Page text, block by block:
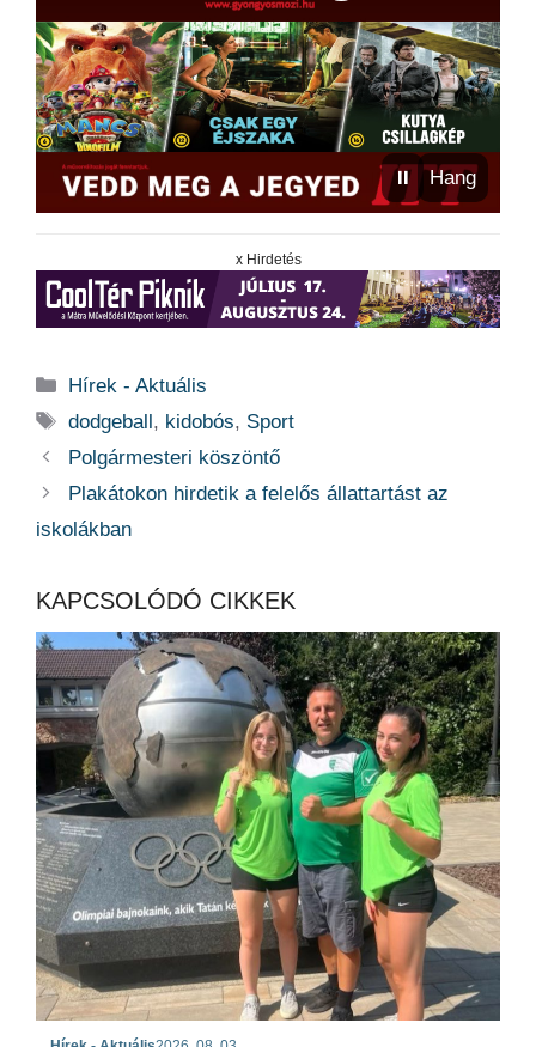
⏸ Hang
x Hirdetés
Kategória
Hírek - Aktuális
Címkék
dodgeball, kidobós, Sport
Polgármesteri köszöntő
Plakátokon hirdetik a felelős állattartást az
iskolákban
KAPCSOLÓDÓ CIKKEK